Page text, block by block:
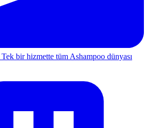
Tek bir hizmette tüm Ashampoo dünyası